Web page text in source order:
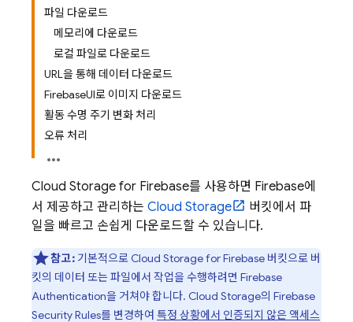
파일 다운로드
메모리에 다운로드
로컬 파일로 다운로드
URL을 통해 데이터 다운로드
FirebaseUI로 이미지 다운로드
활동 수명 주기 변화 처리
오류 처리
Cloud Storage for Firebase를 사용하면 Firebase에
서 제공하고 관리하는 Cloud Storage
버킷에서 파
일을 빠르고 손쉽게 다운로드할 수 있습니다.
참고:기본적으로 Cloud Storage for Firebase버킷으로 버
킷의 데이터 또는 파일에서 작업을 수행하려면 Firebase
Authentication을 거쳐야 합니다. Cloud Storage의 Firebase
Security Rules를 변경하여 특정 상황에서 인증되지 않은 액세스